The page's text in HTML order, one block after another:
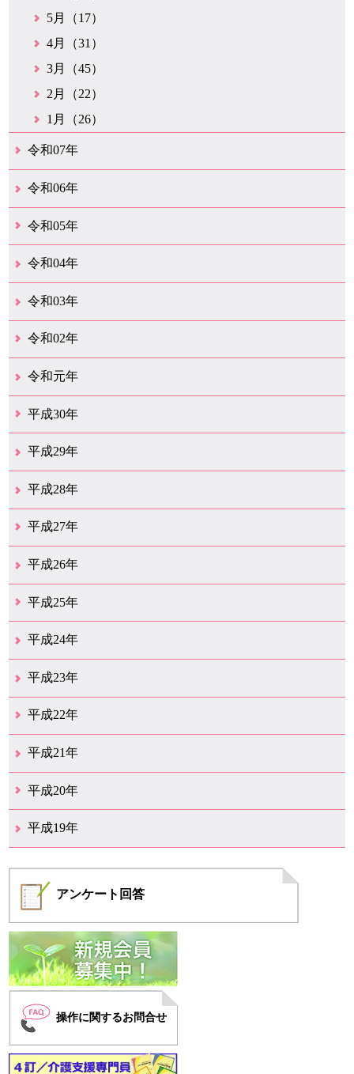
5月（17）
4月（31）
3月（45）
2月（22）
1月（26）
令和07年
12月（50）
11月（42）
10月（31）
9月（35）
8月（26）
7月（25）
6月（35）
5月（26）
4月（35）
3月（32）
2月（35）
1月（24）
令和06年
12月（46）
11月（38）
10月（32）
9月（29）
8月（36）
7月（30）
6月（33）
5月（29）
4月（45）
3月（50）
2月（21）
1月（75）
令和05年
12月（36）
11月（31）
10月（30）
9月（30）
8月（26）
7月（29）
6月（19）
5月（28）
4月（28）
3月（38）
2月（21）
1月（22）
令和04年
12月（40）
11月（22）
10月（33）
9月（35）
8月（31）
7月（25）
6月（33）
5月（16）
4月（48）
3月（42）
2月（23）
1月（31）
令和03年
12月（26）
11月（25）
10月（18）
9月（33）
8月（27）
7月（28）
6月（24）
5月（24）
4月（36）
3月（67）
2月（18）
1月（44）
令和02年
12月（41）
11月（18）
10月（25）
9月（21）
8月（31）
7月（28）
6月（41）
5月（36）
4月（49）
3月（69）
2月（36）
1月（15）
令和元年
12月（19）
11月（21）
10月（36）
9月（25）
8月（16）
7月（16）
6月（13）
5月（10）
4月（38）
3月（15）
2月（10）
1月（8）
平成30年
12月（14）
11月（13）
10月（18）
9月（17）
8月（19）
7月（66）
6月（19）
5月（16）
4月（29）
3月（41）
2月（16）
1月（15）
平成29年
12月（22）
11月（11）
10月（22）
9月（31）
8月（20）
7月（29）
6月（6）
5月（13）
4月（10）
3月（10）
2月（5）
1月（6）
平成28年
12月（15）
11月（12）
10月（12）
9月（21）
8月（11）
7月（18）
6月（16）
5月（27）
4月（49）
3月（37）
2月（12）
1月（9）
平成27年
12月（23）
11月（12）
10月（11）
9月（15）
8月（4）
7月（11）
6月（20）
5月（14）
4月（26）
3月（29）
2月（17）
1月（9）
平成26年
12月（11）
11月（11）
10月（9）
9月（11）
8月（12）
7月（9）
6月（12）
5月（5）
4月（13）
3月（12）
2月（8）
1月（9）
平成25年
12月（12）
11月（6）
10月（7）
9月（10）
8月（6）
7月（9）
6月（7）
5月（8）
4月（7）
3月（12）
2月（17）
1月（7）
平成24年
12月（8）
11月（5）
10月（7）
9月（10）
8月（5）
7月（7）
6月（9）
5月（7）
4月（6）
3月（12）
2月（2）
1月（4）
平成23年
12月（6）
11月（6）
10月（14）
9月（5）
8月（8）
7月（7）
6月（9）
5月（10）
4月（12）
3月（3）
2月（2）
平成22年
12月（1）
11月（5）
10月（7）
9月（15）
8月（12）
7月（11）
6月（12）
5月（6）
4月（4）
3月（17）
2月（7）
1月（6）
平成21年
12月（4）
11月（3）
10月（7）
9月（5）
8月（7）
7月（9）
6月（13）
5月（9）
4月（22）
3月（9）
2月（8）
平成20年
12月（6）
11月（4）
10月（6）
9月（4）
8月（1）
7月（6）
6月（1）
5月（1）
4月（1）
3月（2）
2月（4）
1月（2）
平成19年
アンケート 回答
操作に関するお問合せ